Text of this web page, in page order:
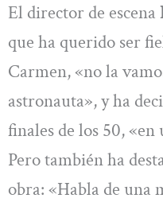
El director de escena
que ha querido ser
Carmen, «no la
astronauta», y ha
finales de los 50,
Pero también ha
obra: «Habla de una